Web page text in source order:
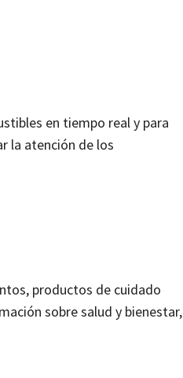
en tiempo real y para
la atención de los
productos de cuidado
sobre salud y bienestar,